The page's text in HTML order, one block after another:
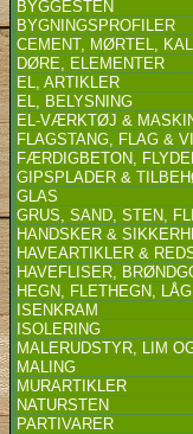
BYGGESTEN
BYGNINGSPROFILER
CEMENT, MØRTEL,
DØRE, ELEMENTER
EL, ARTIKLER
EL, BELYSNING
EL-VÆRKTØJ &
FLAGSTANG, FLAG &
FÆRDIGBETON,
GIPSPLADER &
GLAS
GRUS, SAND, STEN,
HANDSKER &
HAVEARTIKLER &
HAVEFLISER,
HEGN, FLETHEGN,
ISENKRAM
ISOLERING
MALERUDSTYR, LIM
MALING
MURARTIKLER
NATURSTEN
PARTIVARER